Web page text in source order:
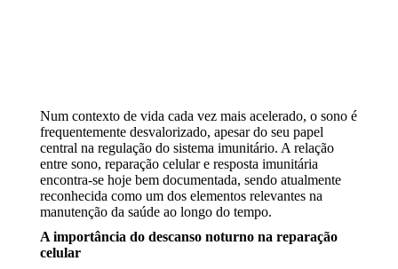
Num contexto de vida cada vez mais acelerado, o sono é
frequentemente desvalorizado, apesar do seu papel
central na regulação do sistema imunitário. A relação
entre sono, reparação celular e resposta imunitária
encontra-se hoje bem documentada, sendo atualmente
reconhecida como um dos elementos relevantes na
manutenção da saúde ao longo do tempo.
A importância do descanso noturno na reparação
celular